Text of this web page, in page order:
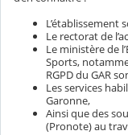
L’établissement
Le rectorat de
Le ministère de
Sports,
RGPD du GAR
Les services
Garonne,
Ainsi que des
(Pronote) au